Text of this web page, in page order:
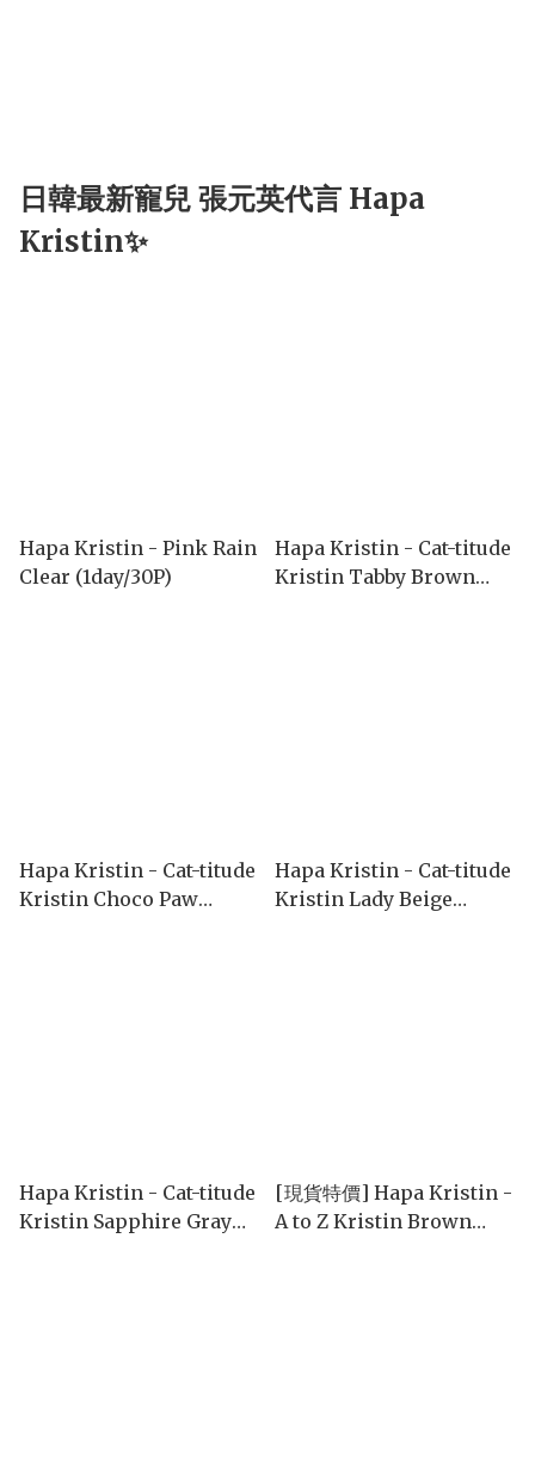
日韓最新寵兒 張元英代言 Hapa
Kristin✨
Hapa Kristin - Pink Rain
Clear (1day/30P)
Hapa Kristin - Cat-titude
Kristin Tabby Brown
Hapa Kristin - Cat-titude
Kristin Choco Paw
Hapa Kristin - Cat-titude
Kristin Lady Beige
Hapa Kristin - Cat-titude
Kristin Sapphire Gray
[現貨特價] Hapa Kristin -
A to Z Kristin Brown